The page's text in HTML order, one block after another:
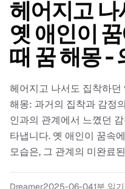
헤어지고
옛 애인이
때 꿈 해몽 -
헤어지고 나서도 집착하
해몽: 과거의 집착과 감정
인과의 관계에서 느꼈던
타냅니다. 옛 애인이 꿈속
모습은, 그 관계의 미완료
Dreamer2025-06-041분 읽기